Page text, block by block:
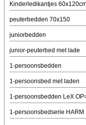
Kinderledikantjes
peuterbedden 70x150
juniorbedden
junior-peuterbed met lade
1-persoonsbedden
1-persoonsbed met laden
1-persoonsbedden LeX
1-persoonsbedserie HARM